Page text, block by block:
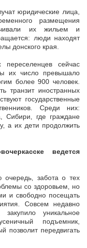
юридические лица,
размещения
их жильем и
люди находят
донского края.
сейчас
их число превышало
более 900 человек.
транзит иностранных
государственные
Среди них:
Сибири, где граждане
а их дети продолжить
ведется
забота о тех
со здоровьем, но
и свободно посещать
Совсем недавно
уникальное
подъемник,
позволит передвигать